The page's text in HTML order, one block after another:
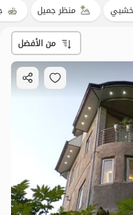
منظر جميل
من الأفضل